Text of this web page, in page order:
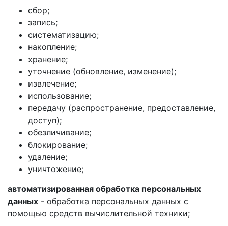
сбор;
запись;
систематизацию;
накопление;
хранение;
уточнение (обновление, изменение);
извлечение;
использование;
передачу (распространение, предоставление,
доступ);
обезличивание;
блокирование;
удаление;
уничтожение;
автоматизированная обработка персональных
данных - обработка персональных данных с
помощью средств вычислительной техники;